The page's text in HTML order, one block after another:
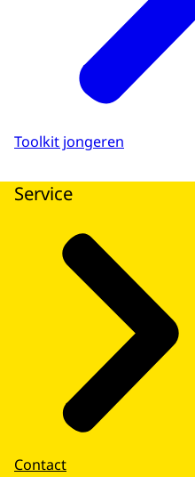
Toolkit jongeren
Service
Contact